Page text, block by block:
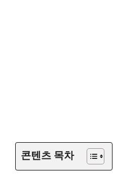
콘텐츠 목차